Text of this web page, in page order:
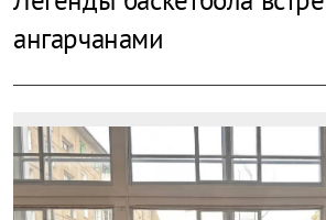
ангарчанами